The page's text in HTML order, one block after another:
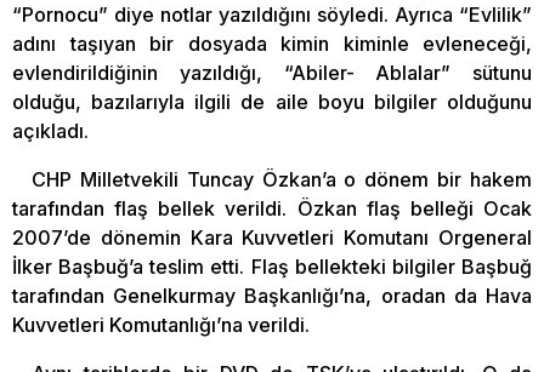
“Pornocu” diye notlar yazıldığını söyledi. Ayrıca “Evlilik”
adını taşıyan bir dosyada kimin kiminle evleneceği,
evlendirildiğinin yazıldığı, “Abiler- Ablalar” sütunu
olduğu, bazılarıyla ilgili de aile boyu bilgiler olduğunu
açıkladı.
CHP Milletvekili Tuncay Özkan’a o dönem bir hakem
tarafından flaş bellek verildi. Özkan flaş belleği Ocak
2007’de dönemin Kara Kuvvetleri Komutanı Orgeneral
İlker Başbuğ’a teslim etti. Flaş bellekteki bilgiler Başbuğ
tarafından Genelkurmay Başkanlığı’na, oradan da Hava
Kuvvetleri Komutanlığı’na verildi.